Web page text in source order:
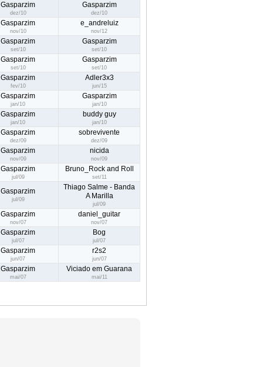
Gasparzim
dez/10
Gasparzim
dez/10
Gasparzim
nov/10
e_andreluiz
nov/12
Gasparzim
set/10
Gasparzim
set/10
Gasparzim
set/10
Gasparzim
set/10
Gasparzim
fev/10
Adler3x3
jun/15
Gasparzim
jan/10
Gasparzim
jan/10
Gasparzim
jan/10
buddy guy
jan/10
Gasparzim
dez/09
sobrevivente
dez/09
Gasparzim
nov/09
nicida
nov/09
Gasparzim
jul/09
Bruno_Rock and Roll
set/11
Gasparzim
jul/09
Thiago Salme - Banda
A Marilla
jul/09
Gasparzim
nov/07
daniel_guitar
nov/07
Gasparzim
jul/07
Bog
jul/07
Gasparzim
jun/07
r2s2
jun/07
Gasparzim
mai/07
Viciado em Guarana
mai/11